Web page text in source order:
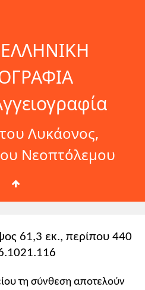
Λυκάονος,
Νεοπτόλεμου
61,3 εκ., περίπου 440
τη σύνθεση αποτελούν